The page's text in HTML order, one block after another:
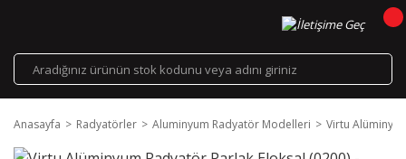
Anasayfa Radyatörler Aluminyum Radyatör Modelleri Virtu